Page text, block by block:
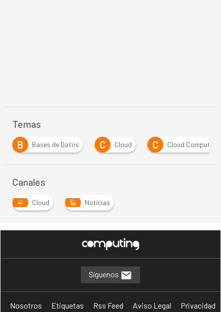
Temas
B
Bases de Datos C Cloud C Cloud Computing
Canales
Cloud Noticias
Síguenos
Nosotros Etiquetas Rss Feed Aviso Legal
Privacidad